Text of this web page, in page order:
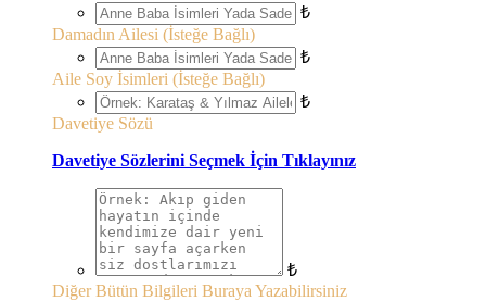
₺
Damadın Ailesi (İsteğe Bağlı)
₺
Aile Soy İsimleri (İsteğe Bağlı)
₺
Davetiye Sözü
Davetiye Sözlerini Seçmek İçin Tıklayınız
₺
Diğer Bütün Bilgileri Buraya Yazabilirsiniz